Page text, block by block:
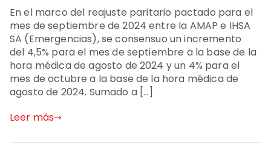
En el marco del reajuste paritario pactado para el
mes de septiembre de 2024 entre la AMAP e IHSA
SA (Emergencias), se consensuo un incremento
del 4,5% para el mes de septiembre a la base de la
hora médica de agosto de 2024 y un 4% para el
mes de octubre a la base de la hora médica de
agosto de 2024. Sumado a […]
Leer más